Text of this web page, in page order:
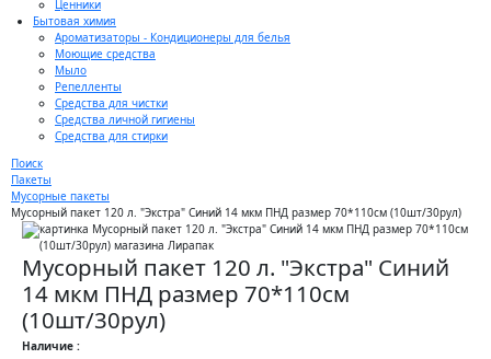
Ценники
Бытовая химия
Ароматизаторы - Кондиционеры для белья
Моющие средства
Мыло
Репелленты
Средства для чистки
Средства личной гигиены
Средства для стирки
Поиск
Пакеты
Мусорные пакеты
Мусорный пакет 120 л. "Экстра" Синий 14 мкм ПНД размер 70*110см (10шт/30рул)
Мусорный пакет 120 л. "Экстра" Синий
14 мкм ПНД размер 70*110см
(10шт/30рул)
Наличие :